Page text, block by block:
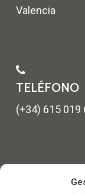
Valencia
TELÉFONO
(+34) 615 019